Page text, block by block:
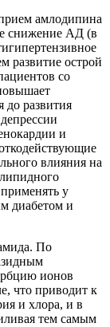
амлодипина
снижение АД (в
развитие острой
со
до развития
и
влияния на
у
диабетом и
По
ионов
что приводит к
и хлора, и в
тем самым